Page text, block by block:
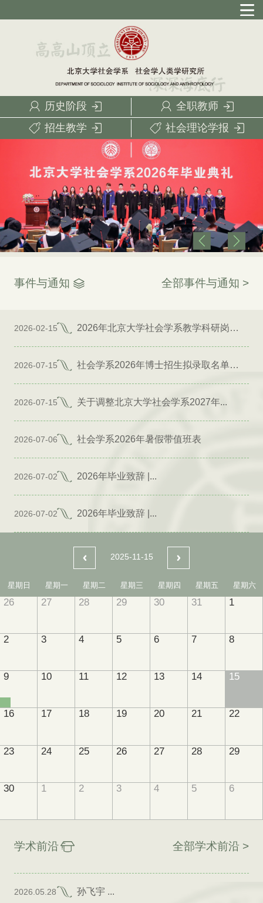
历史阶段
全职教师
招生教学
社会理论学报
事件与通知 全部事件与通知 >
2026-02-15 2026年北京大学社会学系教学科研岗位招聘启事
2026-07-15 社会学系2026年博士招生拟录取名单公示（专项）
2026-07-15 关于调整北京大学社会学系2027年...
2026-07-06 社会学系2026年暑假带值班表
2026-07-02 2026年毕业致辞 |...
2026-07-02 2026年毕业致辞 |...
2025-11-15
星期日 星期一 星期二 星期三 星期四 星期五 星期六
26 27 28 29 30 31 1
2 3 4 5 6 7 8
9 10 11 12 13 14 15
16 17 18 19 20 21 22
23 24 25 26 27 28 29
30 1 2 3 4 5 6
学术前沿 全部学术前沿 >
2026.05.28 孙飞宇 ...